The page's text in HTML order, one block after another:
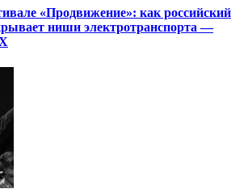
«Продвижение»: как российский
ниши электротранспорта —